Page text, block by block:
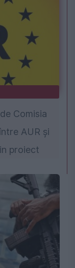
Comisia
AUR și
proiect